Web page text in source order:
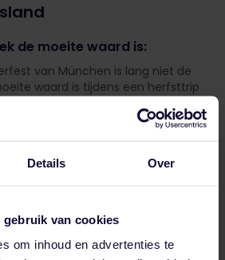
Details Over
gebruik van cookies
om inhoud en advertenties te
de moeite waard is:
van München is lang niet de
waard is tijdens een herfsttrip
bij de Brückenschoppen